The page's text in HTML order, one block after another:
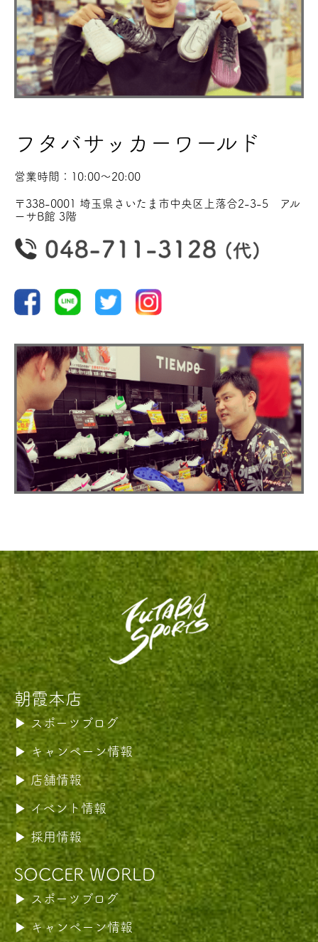
フタバサッカーワールド
営業時間：10:00〜20:00
〒338-0001 埼玉県さいたま市中央区上落合2-3-5 アル
ーサB館 3階
朝霞本店
スポーツブログ
キャンペーン情報
店舗情報
イベント情報
採用情報
SOCCER WORLD
スポーツブログ
キャンペーン情報